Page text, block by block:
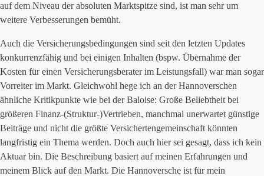
auf dem Niveau der absoluten Marktspitze sind, ist man sehr um
weitere Verbesserungen bemüht.
Auch die Versicherungsbedingungen sind seit den letzten Updates
konkurrenzfähig und bei einigen Inhalten (bspw. Übernahme der
Kosten für einen Versicherungsberater im Leistungsfall) war man sogar
Vorreiter im Markt. Gleichwohl hege ich an der Hannoverschen
ähnliche Kritikpunkte wie bei der Baloise: Große Beliebtheit bei
größeren Finanz-(Struktur-)Vertrieben, manchmal unerwartet günstige
Beiträge und nicht die größte Versichertengemeinschaft könnten
langfristig ein Thema werden. Doch auch hier sei gesagt, dass ich kein
Aktuar bin. Die Beschreibung basiert auf meinen Erfahrungen und
meinem Blick auf den Markt. Die Hannoversche ist für mein